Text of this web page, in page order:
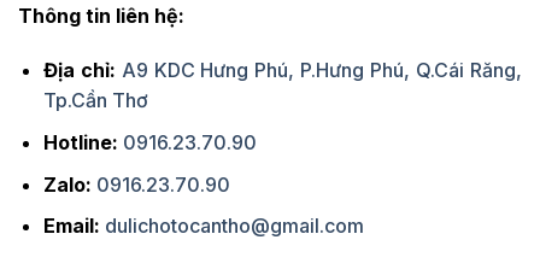
Thông tin liên hệ:
Địa chỉ: A9 KDC Hưng Phú, P.Hưng Phú, Q.Cái Răng,
Tp.Cần Thơ
Hotline: 0916.23.70.90
Zalo: 0916.23.70.90
Email: dulichotocantho@gmail.com